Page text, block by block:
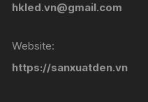
hkled.vn@gmail.com
Website:
https://sanxuatden.vn